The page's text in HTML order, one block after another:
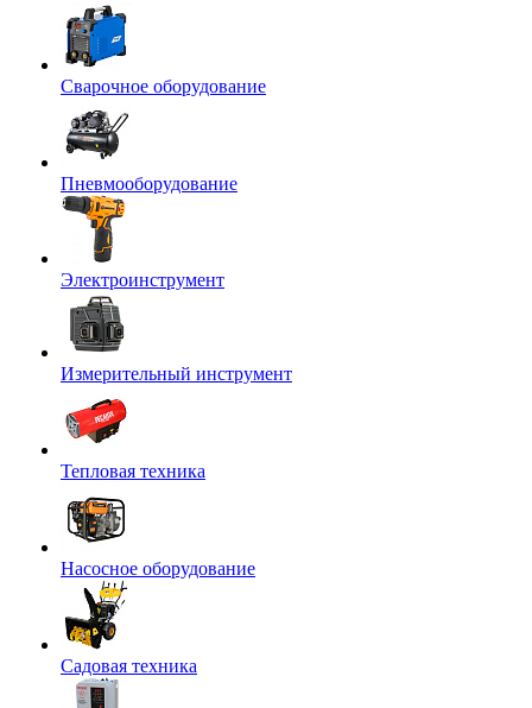
Сварочное оборудование
Пневмооборудование
Электроинструмент
Измерительный инструмент
Тепловая техника
Насосное оборудование
Садовая техника